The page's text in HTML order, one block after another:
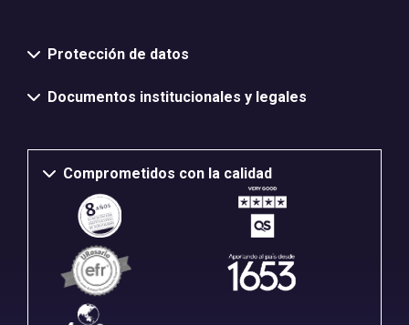
Protección de datos
Documentos institucionales y legales
Comprometidos con la calidad